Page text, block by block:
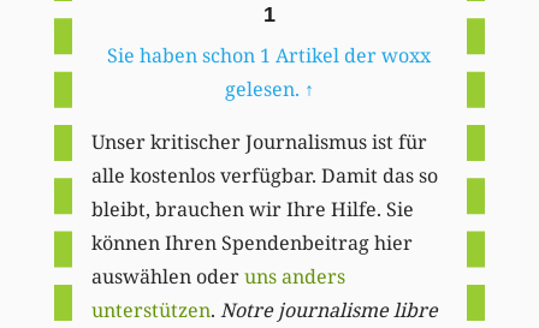
1
Sie haben schon 1 Artikel der woxx
gelesen. ↑
Unser kritischer Journalismus ist für
alle kostenlos verfügbar. Damit das so
bleibt, brauchen wir Ihre Hilfe. Sie
können Ihren Spendenbeitrag hier
auswählen oderuns anders
unterstützen. Notre journalisme libre